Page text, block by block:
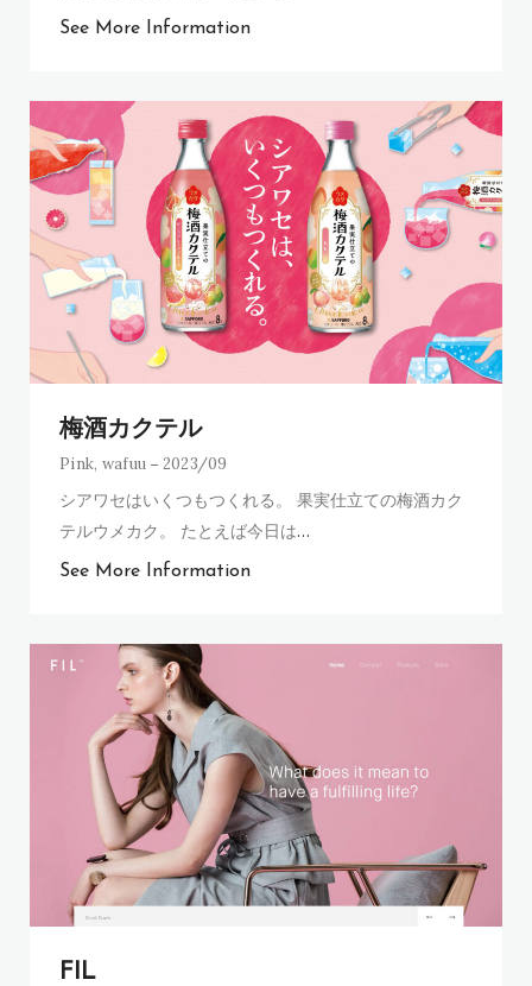
See More Information
梅酒カクテル
Pink, wafuu 2023/09
シアワセはいくつもつくれる。 果実仕立ての梅酒カク
テルウメカク。 たとえば今日は…
See More Information
FIL